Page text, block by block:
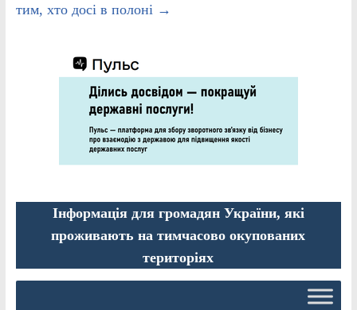
тим, хто досі в полоні →
Інформація для громадян України, які
проживають на тимчасово окупованих
територіях